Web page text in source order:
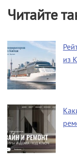
Читайте
из